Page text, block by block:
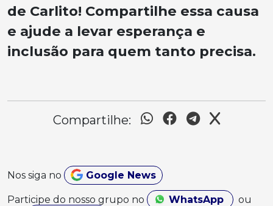
de Carlito! Compartilhe essa causa
e ajude a levar esperança e
inclusão para quem tanto precisa.
Compartilhe:
Nos siga no Google News
Participe do nosso grupo no WhatsApp
ou